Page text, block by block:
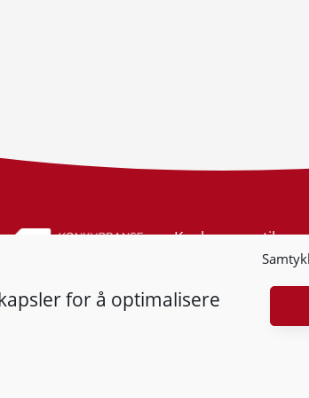
for å optimalisere
Postboks 439
Org.nr: 974 761